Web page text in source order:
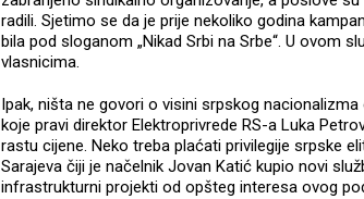
radili. Sjetimo se da je prije nekoliko godina
bila pod sloganom „Nikad Srbi na Srbe“. U ovom
vlasnicima.
Ipak, ništa ne govori o visini srpskog
koje pravi direktor Elektroprivrede RS-a Luka
rastu cijene. Neko treba plaćati privilegije srpske
Sarajeva čiji je načelnik Jovan Katić kupio novi
infrastrukturni projekti od opšteg interesa ovog